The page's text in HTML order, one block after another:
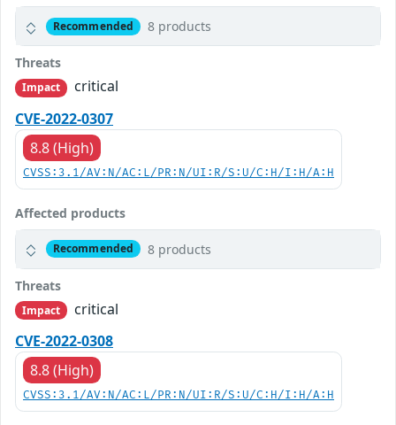
Recommended 8 products
Threats
Impact
critical
CVE-2022-0307
8.8 (High)
CVSS:3.1/AV:N/AC:L/PR:N/UI:R/S:U/C:H/I:H/A:H
Affected products
Recommended 8 products
Threats
Impact
critical
CVE-2022-0308
8.8 (High)
CVSS:3.1/AV:N/AC:L/PR:N/UI:R/S:U/C:H/I:H/A:H